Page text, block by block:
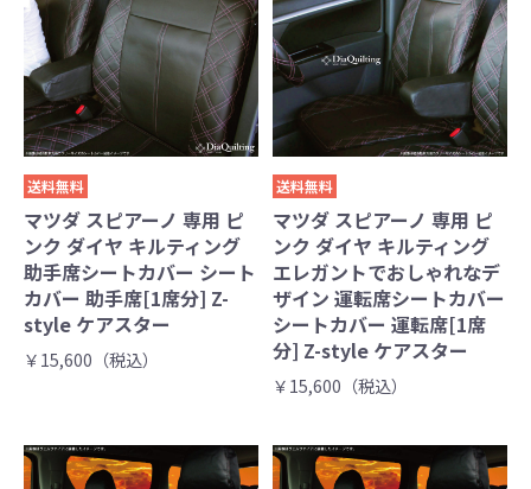
送料無料
マツダ スピアーノ 専用 ピ
ンク ダイヤ キルティング
助手席シートカバー シート
カバー 助手席[1席分] Z-
style ケアスター
￥15,600（税込）
送料無料
マツダ スピアーノ 専用 ピ
ンク ダイヤ キルティング
エレガントでおしゃれなデ
ザイン 運転席シートカバー
シートカバー 運転席[1席
分] Z-style ケアスター
￥15,600（税込）